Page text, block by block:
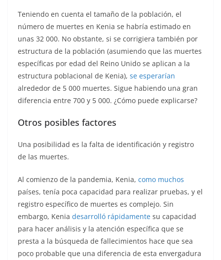
Teniendo en cuenta el tamaño de la población, el
número de muertes en Kenia se habría estimado en
unas 32 000. No obstante, si se corrigiera también por
estructura de la población (asumiendo que las muertes
específicas por edad del Reino Unido se aplican a la
estructura poblacional de Kenia), se esperarían
alrededor de 5 000 muertes. Sigue habiendo una gran
diferencia entre 700 y 5 000. ¿Cómo puede explicarse?
Otros posibles factores
Una posibilidad es la falta de identificación y registro
de las muertes.
Al comienzo de la pandemia, Kenia, como muchos
países, tenía poca capacidad para realizar pruebas, y el
registro específico de muertes es complejo. Sin
embargo, Kenia desarrolló rápidamente su capacidad
para hacer análisis y la atención específica que se
presta a la búsqueda de fallecimientos hace que sea
poco probable que una diferencia de esta envergadura